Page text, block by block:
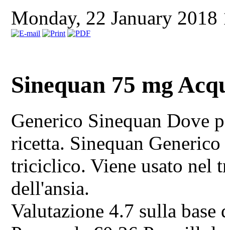
Monday, 22 January
Sinequan 75 mg
Generico Sinequan Dove
ricetta. Sinequan
triciclico. Viene usato nel
dell'ansia.
Valutazione4.7 sulla